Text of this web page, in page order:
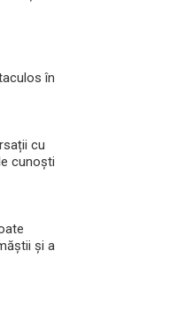
în
cu
cunoști
și a